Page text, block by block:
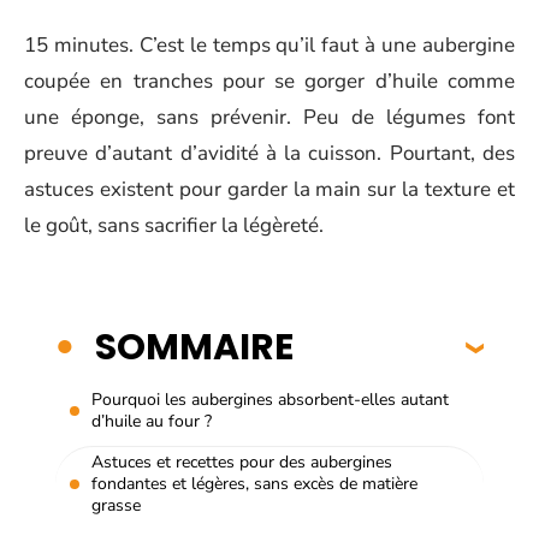
15 minutes. C’est le temps qu’il faut à une aubergine
coupée en tranches pour se gorger d’huile comme
une éponge, sans prévenir. Peu de légumes font
preuve d’autant d’avidité à la cuisson. Pourtant, des
astuces existent pour garder la main sur la texture et
le goût, sans sacrifier la légèreté.
SOMMAIRE
Pourquoi les aubergines absorbent-elles autant
d’huile au four ?
Astuces et recettes pour des aubergines
fondantes et légères, sans excès de matière
grasse